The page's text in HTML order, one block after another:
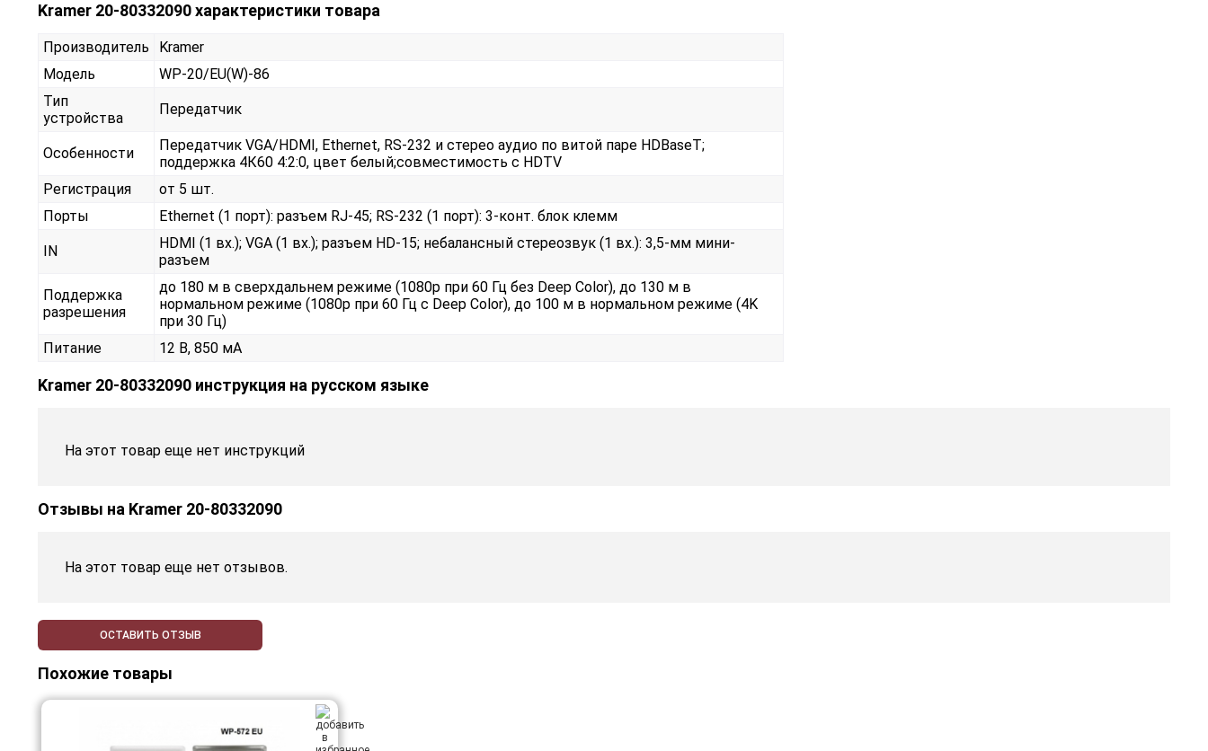
Kramer 20-80332090 характеристики товара
Производитель
Kramer
Модель
WP-20/EU(W)-86
Тип
устройства
Передатчик
Особенности
Передатчик VGA/HDMI, Ethernet, RS-232 и стерео аудио по витой паре HDBaseT;
поддержка 4К60 4:2:0, цвет белый;совместимость с HDTV
Регистрация
от 5 шт.
Порты
Ethernet (1 порт): разъем RJ-45; RS-232 (1 порт): 3-конт. блок клемм
IN
HDMI (1 вх.); VGA (1 вх.); разъем HD-15; небалансный стереозвук (1 вх.): 3,5-мм мини-
разъем
Поддержка
разрешения
до 180 м в сверхдальнем режиме (1080p при 60 Гц без Deep Color), до 130 м в
нормальном режиме (1080p при 60 Гц с Deep Color), до 100 м в нормальном режиме (4K
при 30 Гц)
Питание
12 В, 850 мА
Kramer 20-80332090 инструкция на русском языке
На этот товар еще нет инструкций
Отзывы на Kramer 20-80332090
На этот товар еще нет отзывов.
ОСТАВИТЬ ОТЗЫВ
Похожие товары